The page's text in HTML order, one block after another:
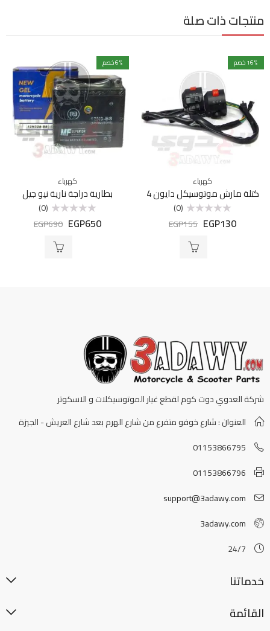
منتجات ذات صلة
16% خصم
كهرباء
كتلة مارش موتوسيكل دايون 4
التقييم
(0)
EGP130
EGP155
6% خصم
كهرباء
بطارية دراجة نارية نيو جيل
التقييم
(0)
EGP650
EGP690
شركة العدوي دوت كوم لقطع غيار الموتوسيكلات و الاسكوتر
العنوان : شارع خوفو متفرع من شارع الهرم بعد شارع العريش - الجيزة
01153866795
01153866796
support@3adawy.com
3adawy.com
24/7
خدماتنا
القائمة